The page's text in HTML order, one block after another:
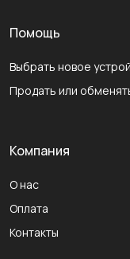
Помощь
Выбрать новое
Продать или
Компания
О нас
Оплата
Контакты